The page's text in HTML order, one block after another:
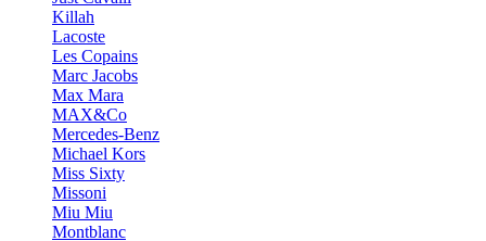
Killah
Lacoste
Les Copains
Marc Jacobs
Max Mara
MAX&Co
Mercedes-Benz
Michael Kors
Miss Sixty
Missoni
Miu Miu
Montblanc